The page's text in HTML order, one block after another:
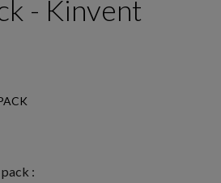
- Kinvent
: